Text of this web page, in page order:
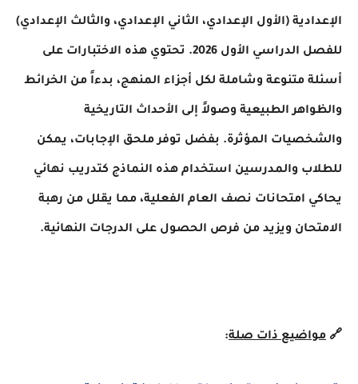
الإعدادية (الأول الإعدادي، الثاني الإعدادي، والثالث الإعدادي)
للفصل الدراسي الأول 2026. تحتوي هذه الاختبارات على
أسئلة متنوعة وشاملة لكل أجزاء المنهج، بدءاً من الخرائط
والظواهر الطبيعية وصولاً إلى الأحداث التاريخية
والشخصيات المؤثرة. بفضل توفر ملحق الإجابات، يمكن
للطلاب والمدرسين استخدام هذه النماذج كتدريب نهائي
يحاكي امتحانات نصف العام الفعلية، مما يقلل من رهبة
الامتحان ويزيد من فرص الحصول على الدرجات النهائية.
🔗 مواضيع ذات صلة: